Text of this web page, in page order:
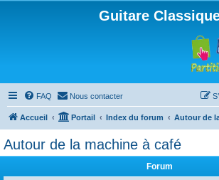
Guitare
FAQ Nous contacter
Accueil Portail Index du forum Autour de
Autour de la machine à café
Forum